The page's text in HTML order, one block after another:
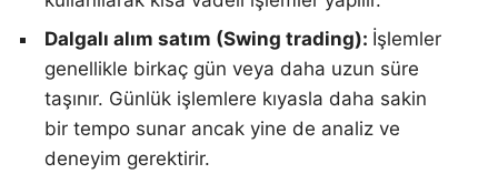
Dalgalı alım satım (Swing trading): İşlemler
genellikle birkaç gün veya daha uzun süre
taşınır. Günlük işlemlere kıyasla daha sakin
bir tempo sunar ancak yine de analiz ve
deneyim gerektirir.